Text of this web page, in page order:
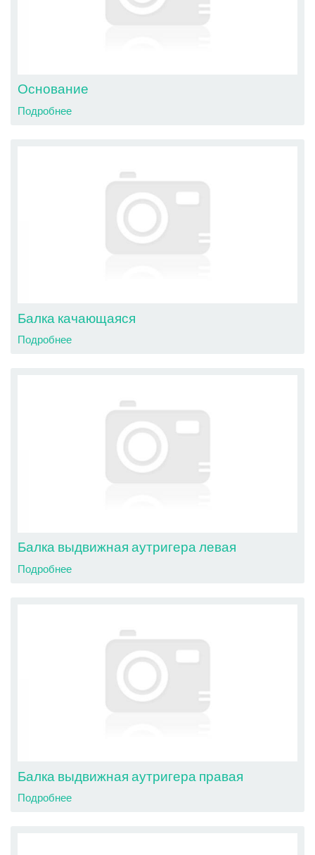
Основание
Подробнее
Балка качающаяся
Подробнее
Балка выдвижная аутригера левая
Подробнее
Балка выдвижная аутригера правая
Подробнее